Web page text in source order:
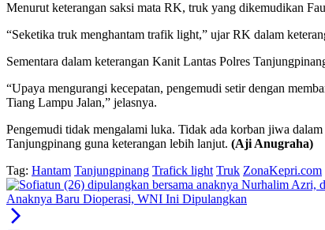
Menurut keterangan saksi mata RK, truk yang dikemudikan
“Seketika truk menghantam trafik light,” ujar RK dalam
Sementara dalam keterangan Kanit Lantas Polres
“Upaya mengurangi kecepatan, pengemudi setir dengan
Tiang Lampu Jalan,” jelasnya.
Pengemudi tidak mengalami luka. Tidak ada korban jiwa
Tanjungpinang guna keterangan lebih lanjut. (Aji Anugraha)
Tag: Hantam Tanjungpinang Trafick light Truk ZonaKepri.com
Anaknya Baru Dioperasi, WNI Ini Dipulangkan